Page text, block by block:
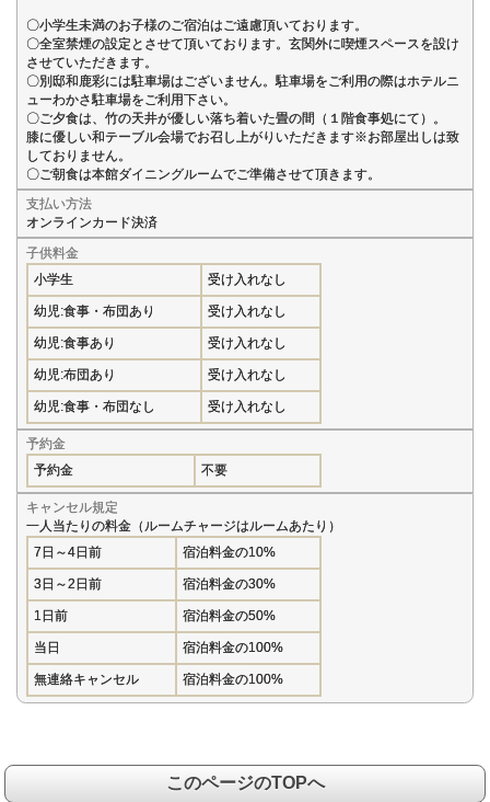
〇小学生未満のお子様のご宿泊はご遠慮頂いております。
〇全室禁煙の設定とさせて頂いております。玄関外に喫煙スペースを設け
させていただきます。
〇別邸和鹿彩には駐車場はございません。駐車場をご利用の際はホテルニ
ューわかさ駐車場をご利用下さい。
〇ご夕食は、竹の天井が優しい落ち着いた畳の間（１階食事処にて）。
膝に優しい和テーブル会場でお召し上がりいただきます※お部屋出しは致
しておりません。
〇ご朝食は本館ダイニングルームでご準備させて頂きます。
支払い方法
オンラインカード決済
子供料金
小学生
受け入れなし
幼児:食事・布団あり 受け入れなし
幼児:食事あり 受け入れなし
幼児:布団あり 受け入れなし
幼児:食事・布団なし 受け入れなし
予約金
予約金
不要
キャンセル規定
一人当たりの料金（ルームチャージはルームあたり）
7日～4日前
宿泊料金の10%
3日～2日前 宿泊料金の30%
1日前 宿泊料金の50%
当日 宿泊料金の100%
無連絡キャンセル 宿泊料金の100%
このページのTOPへ